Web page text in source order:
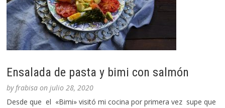
Ensalada de pasta y bimi con salmón
byfrabisa onjulio 28, 2020
Desde que el «Bimi» visitó mi cocina por primera vez supe que